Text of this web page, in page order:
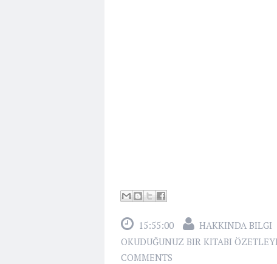
15:55:00 HAKKINDA BILGI
OKUDUĞUNUZ BIR KITABI
COMMENTS